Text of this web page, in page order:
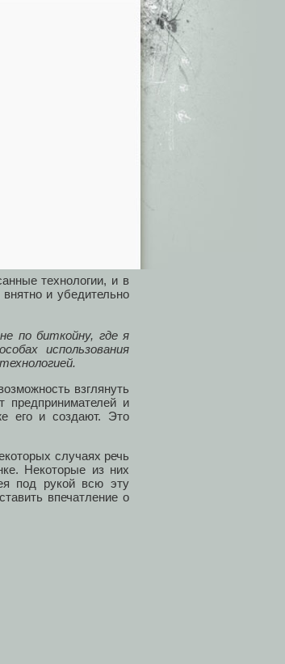
технологии, и в
внятно и убедительно
по биткойну, где я
использования
взглянуть
и
его и создают. Это
случаях речь
Некоторые из них
под рукой всю эту
впечатление о